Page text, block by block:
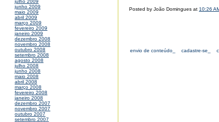
julho 2009
junho 2009
maio 2009
abril 2009
março 2009
fevereiro 2009
janeiro 2009
dezembro 2008
novembro 2008
outubro 2008
setembro 2008
agosto 2008
julho 2008
junho 2008
maio 2008
abril 2008
março 2008
fevereiro 2008
janeiro 2008
dezembro 2007
novembro 2007
outubro 2007
setembro 2007
Posted by João Domingues at 10:26
envio de conteúdo_ cadastre-se_